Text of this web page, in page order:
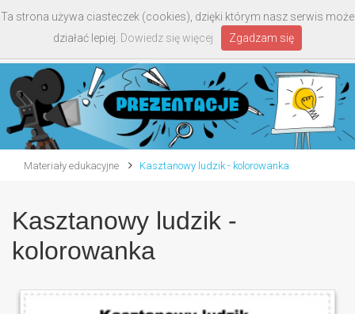
Materiały edukacyjne Kasztanowy ludzik - kolorowanka
Kasztanowy ludzik -
kolorowanka
Ta strona używa ciasteczek (cookies), dzięki którym nasz serwis może
działać lepiej. Dowiedz się więcej Zgadzam się